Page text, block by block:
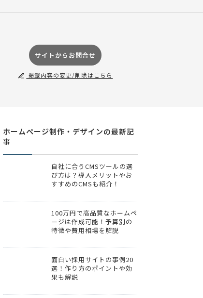
サイトからお問合せ
掲載内容の変更/削除はこちら
ホームページ制作・デザインの最新記
事
自社に合うCMSツールの選
び方は？導入メリットやお
すすめのCMSも紹介！
100万円で高品質なホームペ
ージは作成可能！予算別の
特徴や費用相場を解説
面白い採用サイトの事例20
選！作り方のポイントや効
果も解説